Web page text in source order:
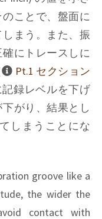
ことで、盤面に
まう。また、振
にトレースしに
Pt.1 セクション
録レベルを下げ
がり、結果とし
しまうことにな
groove like a
the wider the
contact with